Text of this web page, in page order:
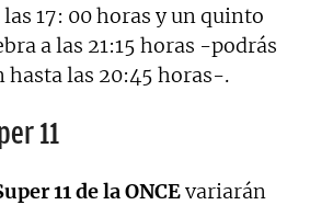
17: 00 horas y un quinto
a las 21:15 horas -podrás
hasta las 20:45 horas-.
11
11 de la ONCEvariarán